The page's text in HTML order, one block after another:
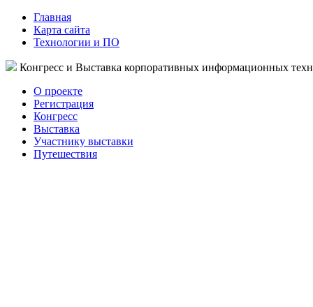
Главная
Карта сайта
Технологии и ПО
Конгресс и Выставка корпоративных информационных
О проекте
Регистрация
Конгресс
Выставка
Участнику выставки
Путешествия